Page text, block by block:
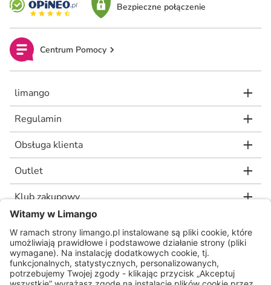
Bezpieczne połączenie
Centrum Pomocy
limango
Regulamin
Obsługa klienta
Outlet
Klub zakupowy